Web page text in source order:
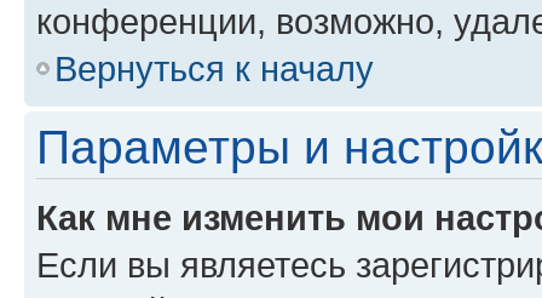
конференции, возможно,
Вернуться к началу
Параметры и
Как мне изменить мои
Если вы являетесь